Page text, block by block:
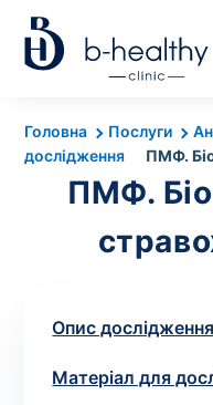
Головна Послуги
дослідження
ПМФ.
ПМФ.
Опис дослідження
Матеріал для
Аналізи
* Додатково
Вартість забору
Вартість забору